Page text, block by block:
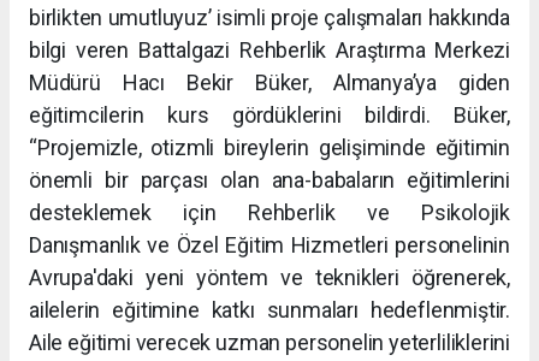
birlikten umutluyuz’ isimli proje çalışmaları hakkında
bilgi veren Battalgazi Rehberlik Araştırma Merkezi
Müdürü Hacı Bekir Büker, Almanya’ya giden
eğitimcilerin kurs gördüklerini bildirdi. Büker,
“Projemizle, otizmli bireylerin gelişiminde eğitimin
önemli bir parçası olan ana-babaların eğitimlerini
desteklemek için Rehberlik ve Psikolojik
Danışmanlık ve Özel Eğitim Hizmetleri personelinin
Avrupa'daki yeni yöntem ve teknikleri öğrenerek,
ailelerin eğitimine katkı sunmaları hedeflenmiştir.
Aile eğitimi verecek uzman personelin yeterliliklerini